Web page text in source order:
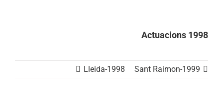
Actuacions 1998
Lleida-1998 Sant Raimon-1999